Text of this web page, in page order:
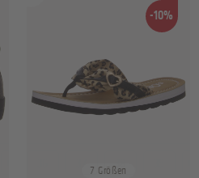
-10%
7 Größen
38